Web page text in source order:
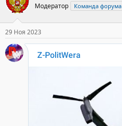
Модератор Команда форума
29 Ноя 2023